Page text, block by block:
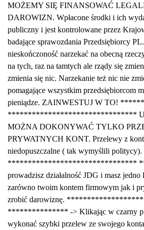
MOŻEMY SIĘ FINANSOWAĆ
DAROWIZN. Wpłacone środki i ich
publiczny i jest kontrolowane przez
badające sprawozdania Przedsiębiorcy
nieskończoność narzekać na obecną
na tych, raz na tamtych ale rządy się
zmienia się nic. Narzekanie też nic nie
pomagające wszystkim przedsiębiorcom
pieniądze. ZAINWESTUJ W TO!
********************************
MOŻNA DOKONYWAĆ TYLKO
PRYWATNYCH KONT. Przelewy z
niedopuszczalne ( tak wymyślili politycy).
********************************
prowadzisz działalność JDG i masz jedno
zarówno twoim kontem firmowym jak i
zrobić darowiznę.
*************** -> Klikając w czarny
wykonać szybki przelew ze swojego